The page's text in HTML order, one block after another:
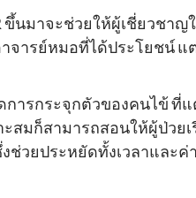
ขึ้นมาจะช่วยให้ผู้เชี่ยวชา
จารย์หมอที่ได้ประโยชน์
ารกระจุกตัวของคนไข้ ที่
สมก็สามารถสอนให้ผู้ป่วย
วยประหยัดทั้งเวลาและค่